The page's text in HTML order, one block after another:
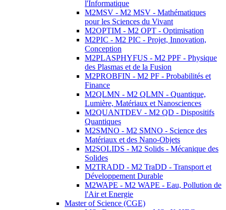
l'Informatique
M2MSV - M2 MSV - Mathématiques
pour les Sciences du Vivant
M2OPTIM - M2 OPT - Optimisation
M2PIC - M2 PIC - Projet, Innovation,
Conception
M2PLASPHYFUS - M2 PPF - Physique
des Plasmas et de la Fusion
M2PROBFIN - M2 PF - Probabilités et
Finance
M2QLMN - M2 QLMN - Quantique,
Lumière, Matériaux et Nanosciences
M2QUANTDEV - M2 QD - Dispositifs
Quantiques
M2SMNO - M2 SMNO - Science des
Matériaux et des Nano-Objets
M2SOLIDS - M2 Solids - Mécanique des
Solides
M2TRADD - M2 TraDD - Transport et
Développement Durable
M2WAPE - M2 WAPE - Eau, Pollution de
l'Air et Energie
Master of Science (CGE)